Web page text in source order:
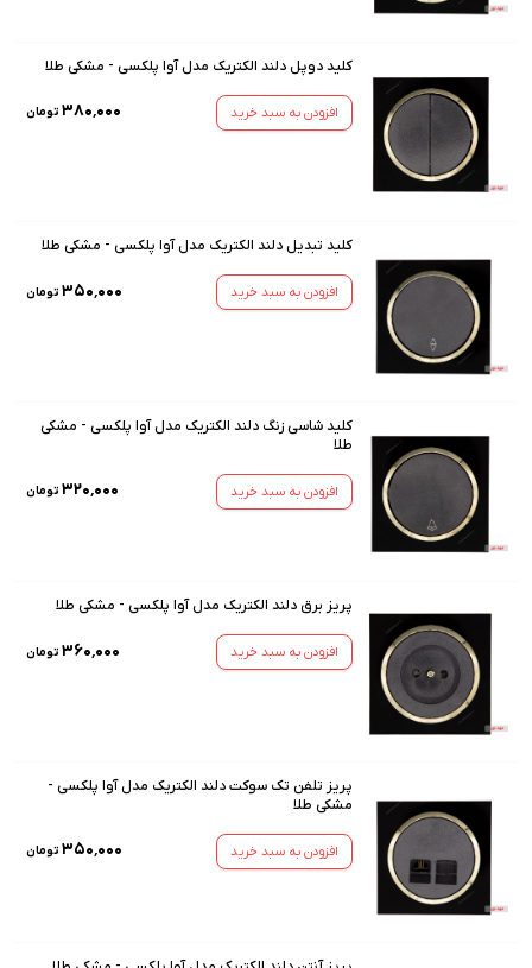
کلید دوپل دلند الکتریک مدل آوا پلکسی - مشکی طلا
افزودن به سبد خرید ۳۸۰٬۰۰۰ تومان
کلید تبدیل دلند الکتریک مدل آوا پلکسی - مشکی طلا
افزودن به سبد خرید ۳۵۰٬۰۰۰ تومان
کلید شاسی زنگ دلند الکتریک مدل آوا پلکسی - مشکی
طلا
افزودن به سبد خرید ۳۲۰٬۰۰۰ تومان
پریز برق دلند الکتریک مدل آوا پلکسی - مشکی طلا
افزودن به سبد خرید ۳۶۰٬۰۰۰ تومان
پریز تلفن تک سوکت دلند الکتریک مدل آوا پلکسی -
مشکی طلا
افزودن به سبد خرید ۳۵۰٬۰۰۰ تومان